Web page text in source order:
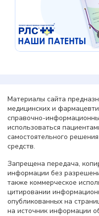
Материалы сайта
медицинских и
справочно-
использоваться
самостоятельного
средств.
Запрещена передача,
информации без
также коммерческое
цитировании
опубликованных на
на источник информации